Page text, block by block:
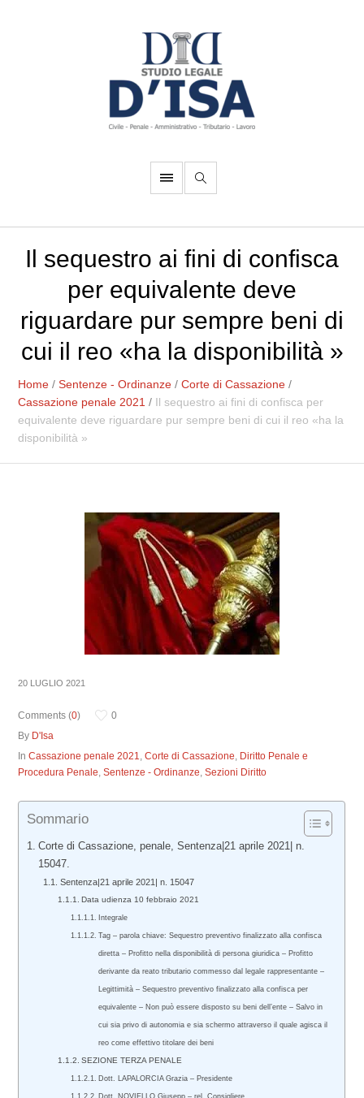
Il sequestro ai fini di confisca
per equivalente deve
riguardare pur sempre beni di
cui il reo «ha la disponibilità »
Home /Sentenze - Ordinanze /Corte di Cassazione /
Cassazione penale 2021 / Il sequestro ai fini di confisca per
equivalente deve riguardare pur sempre beni di cui il reo «ha la
disponibilità »
20 LUGLIO 2021
Comments (0)
0
By D'Isa
InCassazione penale 2021,Corte di Cassazione, Diritto Penale e
Procedura Penale,Sentenze - Ordinanze,Sezioni Diritto
Sommario
Corte di Cassazione, penale, Sentenza|21 aprile 2021| n.
15047.
Sentenza|21 aprile 2021| n. 15047
Data udienza 10 febbraio 2021
Integrale
Tag – parola chiave: Sequestro preventivo finalizzato alla confisca
diretta – Profitto nella disponibilità di persona giuridica – Profitto
derivante da reato tributario commesso dal legale rappresentante –
Legittimità – Sequestro preventivo finalizzato alla confisca per
equivalente – Non può essere disposto su beni dell’ente – Salvo in
cui sia privo di autonomia e sia schermo attraverso il quale agisca il
reo come effettivo titolare dei beni
SEZIONE TERZA PENALE
Dott. LAPALORCIA Grazia – Presidente
Dott. NOVIELLO Giusepp – rel. Consigliere